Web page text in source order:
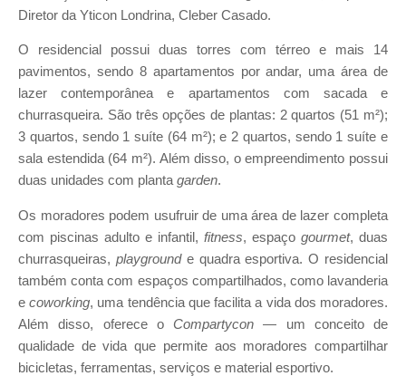
Diretor da Yticon Londrina, Cleber Casado.
O residencial possui duas torres com térreo e mais 14
pavimentos, sendo 8 apartamentos por andar, uma área de
lazer contemporânea e apartamentos com sacada e
churrasqueira. São três opções de plantas: 2 quartos (51 m²);
3 quartos, sendo 1 suíte (64 m²); e 2 quartos, sendo 1 suíte e
sala estendida (64 m²). Além disso, o empreendimento possui
duas unidades com plantagarden.
Os moradores podem usufruir de uma área de lazer completa
com piscinas adulto e infantil, fitness, espaço gourmet, duas
churrasqueiras, playground e quadra esportiva. O residencial
também conta com espaços compartilhados, como lavanderia
ecoworking, uma tendência que facilita a vida dos moradores.
Além disso, oferece o Compartycon — um conceito de
qualidade de vida que permite aos moradores compartilhar
bicicletas, ferramentas, serviços e material esportivo.